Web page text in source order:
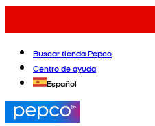
Buscar tienda Pepco
Centro de ayuda
Español